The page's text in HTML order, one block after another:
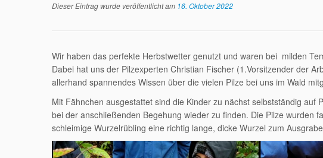
Dieser Eintrag wurde veröffentlicht am 16. Oktober 2022
Wir haben das perfekte Herbstwetter genutzt und waren bei milden
Dabei hat uns der Pilzexperten Christian Fischer (1.Vorsitzender der
allerhand spannendes Wissen über die vielen Pilze bei uns im Wald
Mit Fähnchen ausgestattet sind die Kinder zu nächst selbstständig
bei der anschließenden Begehung wieder zu finden. Die Pilze wurden
schleimige Wurzelrübling eine richtig lange, dicke Wurzel zum